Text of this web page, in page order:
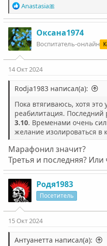
Р
е
а
к
ц
и
и
:
Anastasia🎀
Оксана1974
Воспитатель-онлайн
14 Окт 2024
Rodja1983 написал(а):
Пока втягиваюсь, хотя это
реабилитация. Последний
3.10. Временами очень
желание изолироваться в
Марафонил значит?
Третья и последняя?
Родя1983
Посетитель
15 Окт 2024
Антуанетта написал(а):